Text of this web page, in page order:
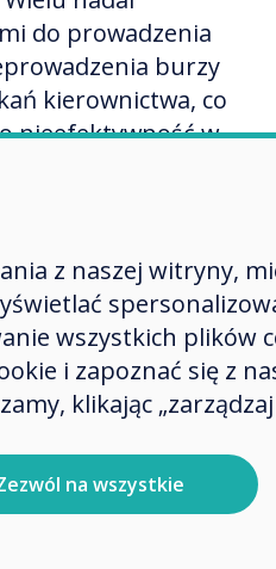
do prowadzenia
burzy
kierownictwa, co
nieefektywność w
danych pacjentów i
podczas spotkań
indywidualnych
w zakresie
a
ich
w przyszłości
przedstawicieli
się i
opartych na
z naszej witryny,
wszystkich plików
i zapoznać się z
klikając
na wszystkie